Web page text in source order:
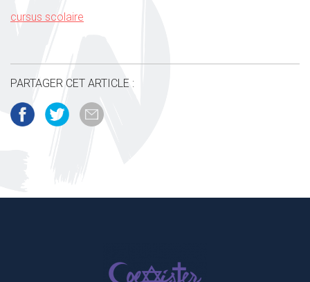
cursus scolaire
PARTAGER CET ARTICLE :